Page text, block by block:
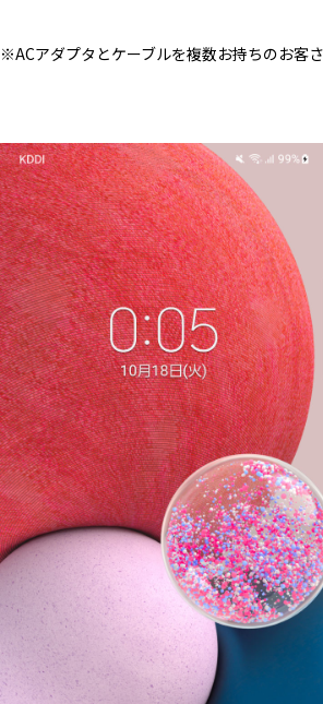
※ACアダプタとケーブルを複数お持ちのお客